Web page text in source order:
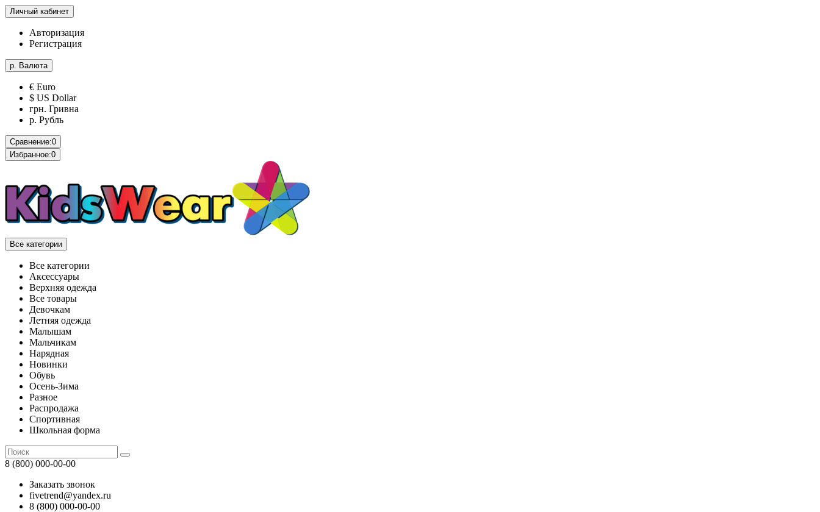
Личный кабинет
Авторизация
Регистрация
р. Валюта
€ Euro
$ US Dollar
грн. Гривна
р. Рубль
Сравнение:0
Избранное:0
Все категории
Все категории
Аксессуары
Верхняя одежда
Все товары
Девочкам
Летняя одежда
Малышам
Мальчикам
Нарядная
Новинки
Обувь
Осень-Зима
Разное
Распродажа
Спортивная
Школьная форма
8 (800) 000-00-00
Заказать звонок
fivetrend@yandex.ru
8 (800) 000-00-00